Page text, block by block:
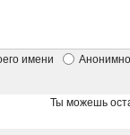
имени Анонимно
Ты можешь